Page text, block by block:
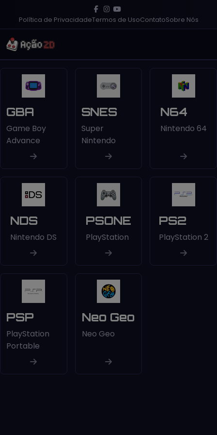
Política de PrivacidadeTermos de UsoContatoSobre Nós
GBA
Game Boy
Advance
SNES
Super
Nintendo
N64
Nintendo 64
NDS
Nintendo DS
PSONE
PlayStation
PS2
PlayStation 2
PSP
PlayStation
Portable
Neo Geo
Neo Geo